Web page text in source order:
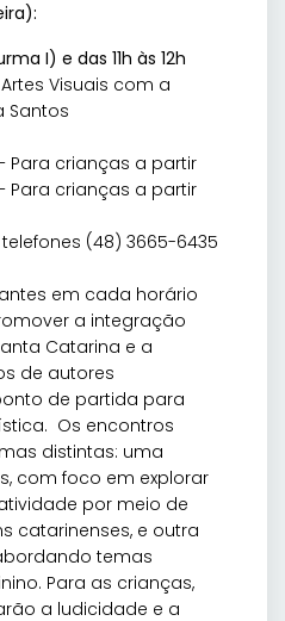
I) e das 11h às 12h
Visuais com a
Santos
Para crianças a partir
Para crianças a partir
(48) 3665-6435
em cada horário
a integração
Catarina e a
de autores
de partida para
Os encontros
distintas: uma
com foco em explorar
por meio de
catarinenses, e outra
temas
Para as crianças,
a ludicidade e a